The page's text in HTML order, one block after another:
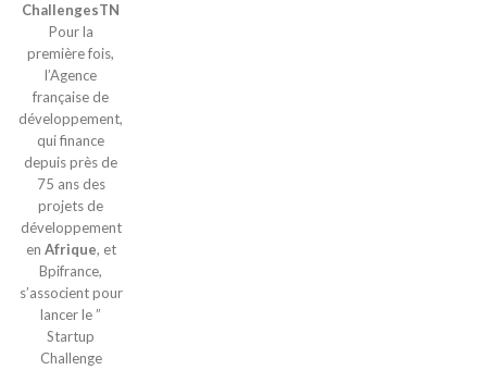
ChallengesTN
Pour la
première fois,
l’Agence
française de
développement,
qui finance
depuis près de
75 ans des
projets de
développement
en Afrique, et
Bpifrance,
s’associent pour
lancer le ”
Startup
Challenge